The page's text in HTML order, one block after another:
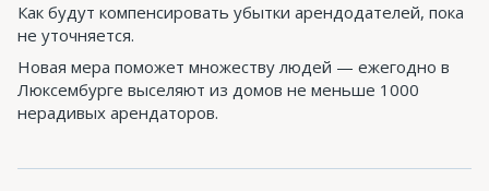
Как будут компенсировать убытки арендодателей, пока
не уточняется.
Новая мера поможет множеству людей — ежегодно в
Люксембурге выселяют из домов не меньше 1000
нерадивых арендаторов.